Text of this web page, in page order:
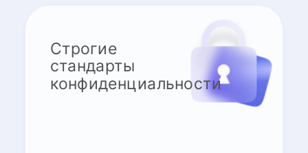
Строгие
стандарты
конфиденциальности